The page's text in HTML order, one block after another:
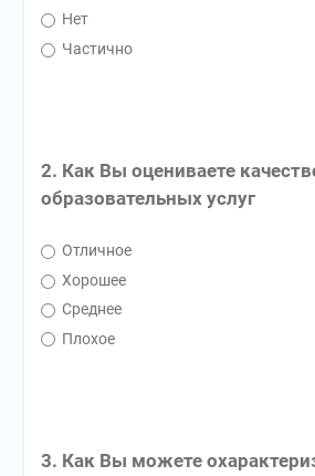
Нет
Частично
2. Как Вы оцениваете
образовательных услуг
Отличное
Хорошее
Среднее
Плохое
3. Как Вы можете